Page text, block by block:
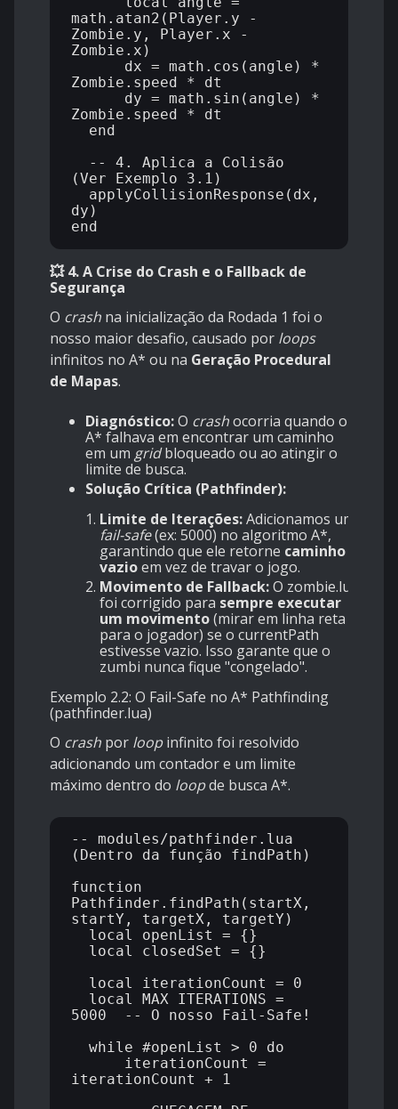
math.atan2(Player.y -
Zombie.y, Player.x -
Zombie.x)
Zombie.speed * dt
Zombie.speed * dt
(Ver Exemplo 3.1)
dy)
💥 4. A Crise do Crash e o Fallback de
Segurança
O crash na inicialização da Rodada 1 foi o
nosso maior desafio, causado por loops
infinitos no A* ou na Geração Procedural
de Mapas.
Diagnóstico:O crashocorria quando o
A* falhava em encontrar um caminho
em um gridbloqueado ou ao atingir o
limite de busca.
Solução Crítica (Pathfinder):
Limite de Iterações:Adicionamos um
fail-safe(ex: 5000) no algoritmo A*,
garantindo que ele retorne caminho
vazioem vez de travar o jogo.
Movimento de Fallback:O zombie.lua
foi corrigido para sempre executar
um movimento(mirar em linha reta
para o jogador) se o currentPath
estivesse vazio. Isso garante que o
zumbi nunca fique "congelado".
Exemplo 2.2: O Fail-Safe no A* Pathfinding
(pathfinder.lua)
O crash por loopinfinito foi resolvido
adicionando um contador e um limite
máximo dentro do loopde busca A*.
-- modules/pathfinder.lua
(Dentro da função findPath)
function
Pathfinder.findPath(startX,
startY, targetX, targetY)
5000  -- O nosso Fail-Safe!
iterationCount + 1